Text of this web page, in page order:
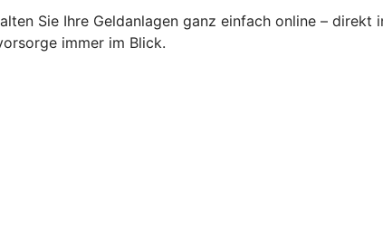
Sie Ihre Geldanlagen ganz einfach online – direkt
immer im Blick.